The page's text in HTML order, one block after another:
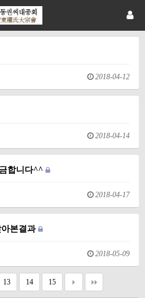
2018-04-12
2018-04-14
합니다^^
2018-04-17
본결과
2018-05-09
13 14 15